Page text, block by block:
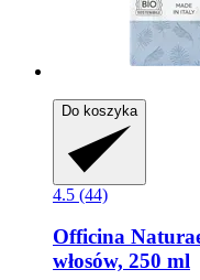
Do koszyka
4.5 (44)
Officina
włosów, 250 ml